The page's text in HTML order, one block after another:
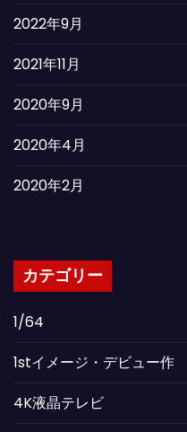
2022年9月
2021年11月
2020年9月
2020年4月
2020年2月
カテゴリー
1/64
1stイメージ・デビュー作
4K液晶テレビ